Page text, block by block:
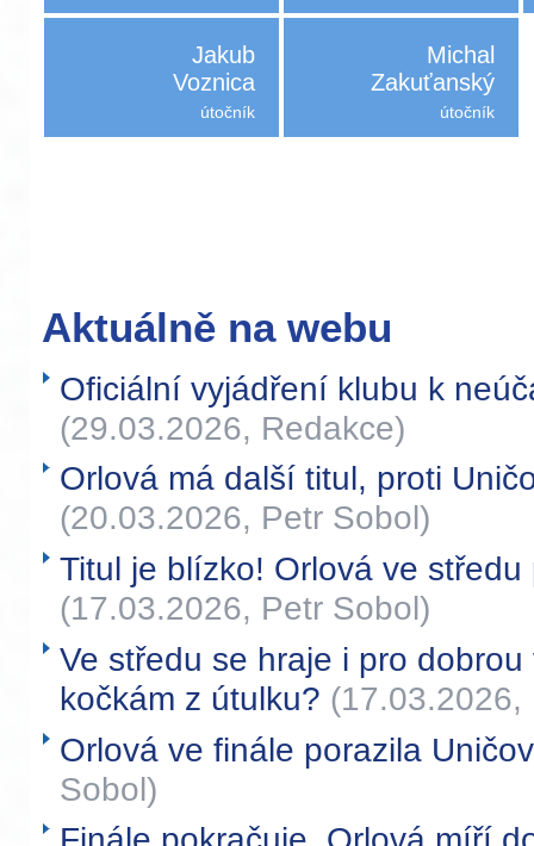
Jakub
Voznica
útočník
Michal
Zakuťanský
útočník
Aktuálně na webu
Oficiální vyjádření klubu k
(29.03.2026, Redakce)
Orlová má další titul, proti
(20.03.2026, Petr Sobol)
Titul je blízko! Orlová ve
(17.03.2026, Petr Sobol)
Ve středu se hraje i pro
kočkám z útulku? (17.03.2026,
Orlová ve finále porazila
Sobol)